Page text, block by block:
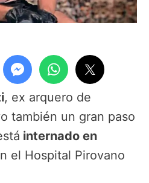
, ex arquero de
también un gran paso
internado en
el Hospital Pirovano